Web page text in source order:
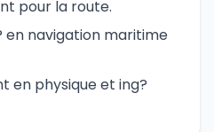
pour la route.
en navigation maritime
en physique et ing?